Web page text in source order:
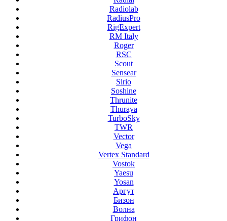
Radiolab
RadiusPro
RigExpert
RM Italy
Roger
RSC
Scout
Sensear
Sirio
Soshine
Thrunite
Thuraya
TurboSky
TWR
Vector
Vega
Vertex Standard
Vostok
Yaesu
Yosan
Аргут
Бизон
Волна
Грифон